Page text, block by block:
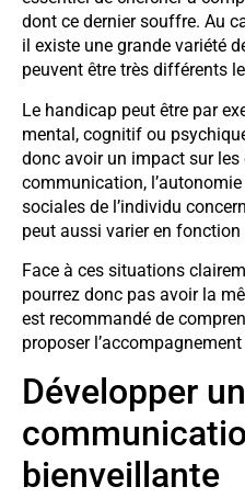
dont ce dernier souffre. Au
il existe une grande variété
peuvent être très différents
Le handicap peut être par
mental, cognitif ou
donc avoir un impact sur les
communication,
sociales de l’individu
peut aussi varier en
Face à ces situations
pourrez donc pas avoir la
est recommandé de
proposer
Développer
bienveillante